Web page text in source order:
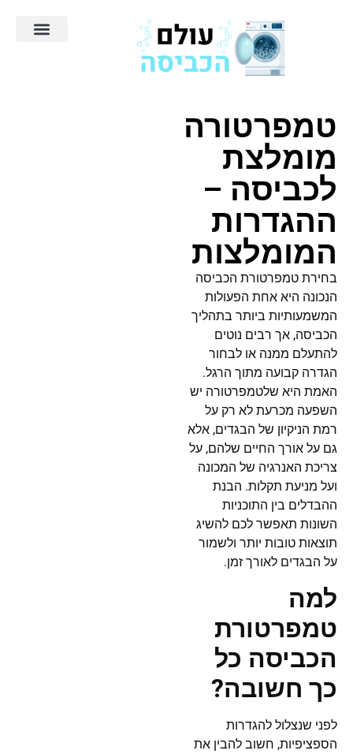
טמפרטורה
מומלצת
לכביסה –
ההגדרות
המומלצות
בחירת טמפרטורת הכביסה
הנכונה היא אחת הפעולות
המשמעותיות ביותר בתהליך
הכביסה, אך רבים נוטים
להתעלם ממנה או לבחור
הגדרה קבועה מתוך הרגל.
האמת היא שלטמפרטורה יש
השפעה מכרעת לא רק על
רמת הניקיון של הבגדים, אלא
גם על אורך החיים שלהם, על
צריכת האנרגיה של המכונה
ועל מניעת תקלות. הבנת
ההבדלים בין התוכניות
השונות תאפשר לכם להשיג
תוצאות טובות יותר ולשמור
על הבגדים לאורך זמן.
למה
טמפרטורת
הכביסה כל
כך חשובה?
לפני שנצלול להגדרות
הספציפיות, חשוב להבין את